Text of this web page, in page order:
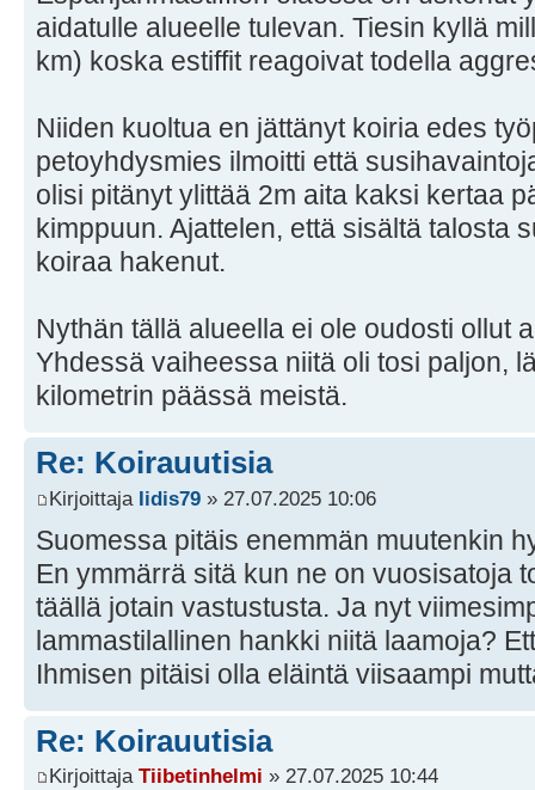
aidatulle alueelle tulevan. Tiesin kyllä
km) koska estiffit reagoivat todella
Niiden kuoltua en jättänyt koiria edes
petoyhdysmies ilmoitti että
olisi pitänyt ylittää 2m aita kaksi kertaa
kimppuun. Ajattelen, että sisältä talosta
koiraa hakenut.
Nythän tällä alueella ei ole oudosti ollut
Yhdessä vaiheessa niitä oli tosi paljon,
kilometrin päässä meistä.
Re: Koirauutisia
Kirjoittaja Iidis79 » 27.07.2025 10:06
Suomessa pitäis enemmän muutenkin
En ymmärrä sitä kun ne on vuosisatoja
täällä jotain vastustusta. Ja nyt
lammastilallinen hankki niitä laamoja?
Ihmisen pitäisi olla eläintä viisaampi
Re: Koirauutisia
Kirjoittaja Tiibetinhelmi » 27.07.2025 10:44